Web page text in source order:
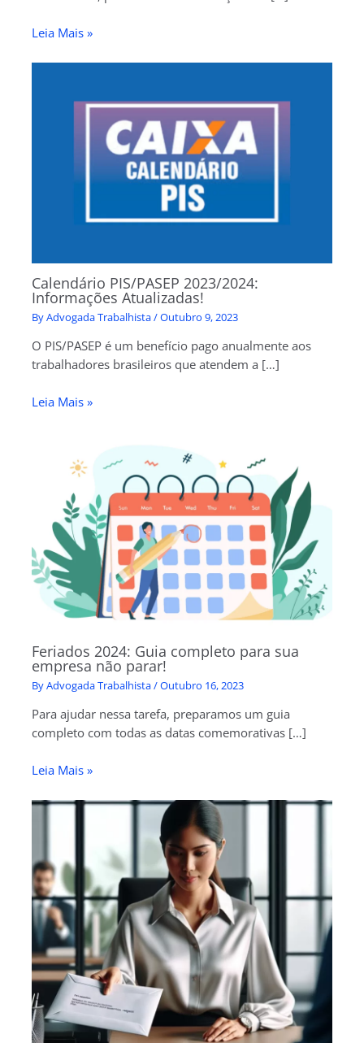
Leia Mais »
Calendário PIS/PASEP 2023/2024:
Informações Atualizadas!
ByAdvogada Trabalhista/Outubro 9, 2023
O PIS/PASEP é um benefício pago anualmente aos
trabalhadores brasileiros que atendem a […]
Leia Mais »
Feriados 2024: Guia completo para sua
empresa não parar!
ByAdvogada Trabalhista/Outubro 16, 2023
Para ajudar nessa tarefa, preparamos um guia
completo com todas as datas comemorativas […]
Leia Mais »